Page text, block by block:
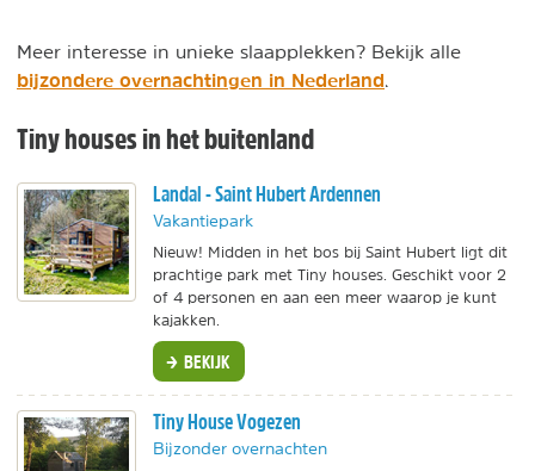
Meer interesse in unieke slaapplekken? Bekijk alle
bijzondere overnachtingen in Nederland
Tiny houses in het buitenland
Landal - Saint Hubert Ardennen
Vakantiepark
Nieuw! Midden in het bos bij Saint Hubert ligt dit
prachtige park met Tiny houses. Geschikt voor 2
of 4 personen en aan een meer waarop je kunt
kajakken.
BEKIJK
Tiny House Vogezen
Bijzonder overnachten